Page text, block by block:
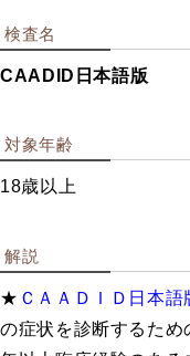
検査名
CAADID日本語版
対象年齢
18歳以上
解説
★ ＣＡＡＤＩＤ日本語
の症状を診断するた
言語関係検査
箱庭療法用具